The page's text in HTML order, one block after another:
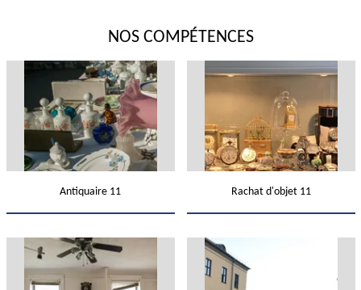
NOS COMPÉTENCES
Antiquaire 11 Rachat d'objet 11